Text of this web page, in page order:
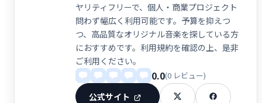
ヤリティフリーで、個人・商業プロジェクト
問わず幅広く利用可能です。予算を抑えつ
つ、高品質なオリジナル音楽を探している方
におすすめです。利用規約を確認の上、是非
ご利用ください。
0.0(0 レビュー)
公式サイト